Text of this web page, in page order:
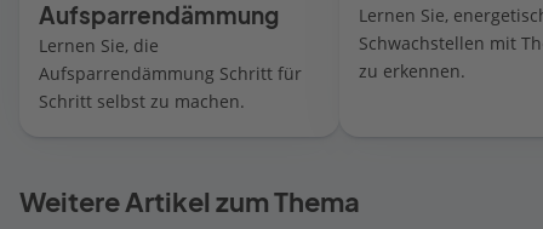
Aufsparrendämmung
Lernen Sie, die
Aufsparrendämmung Schritt für
Schritt selbst zu machen.
Lernen Sie,
Schwachstellen mit
zu erkennen.
Weitere Artikel zum Thema